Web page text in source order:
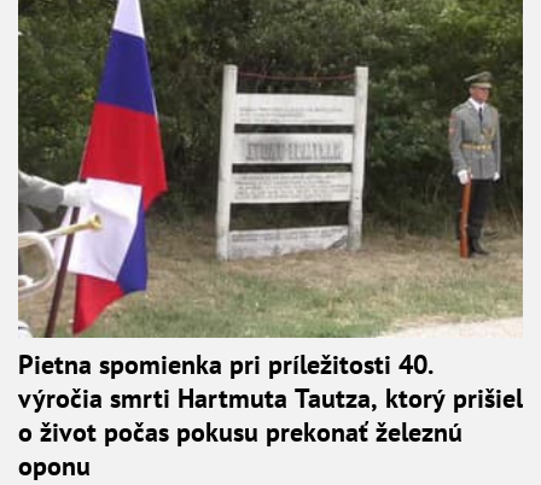
Pietna spomienka pri príležitosti 40.
výročia smrti Hartmuta Tautza, ktorý prišiel
o život počas pokusu prekonať železnú
oponu